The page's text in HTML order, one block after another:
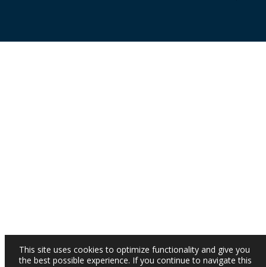
This site uses cookies to optimize functionality and give you
the best possible experience. If you continue to navigate this